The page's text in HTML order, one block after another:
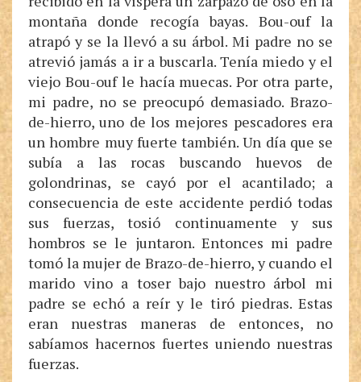
montaña donde recogía bayas. Bou-ouf la
atrapó y se la llevó a su árbol. Mi padre no se
atrevió jamás a ir a buscarla. Tenía miedo y el
viejo Bou-ouf le hacía muecas. Por otra parte,
mi padre, no se preocupó demasiado. Brazo-
de-hierro, uno de los mejores pescadores era
un hombre muy fuerte también. Un día que se
subía a las rocas buscando huevos de
golondrinas, se cayó por el acantilado; a
consecuencia de este accidente perdió todas
sus fuerzas, tosió continuamente y sus
hombros se le juntaron. Entonces mi padre
tomó la mujer de Brazo-de-hierro, y cuando el
marido vino a toser bajo nuestro árbol mi
padre se echó a reír y le tiró piedras. Estas
eran nuestras maneras de entonces, no
sabíamos hacernos fuertes uniendo nuestras
fuerzas.